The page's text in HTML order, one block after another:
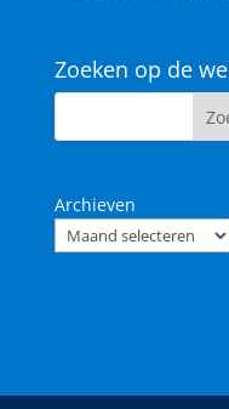
Zoeken op de
Archieven